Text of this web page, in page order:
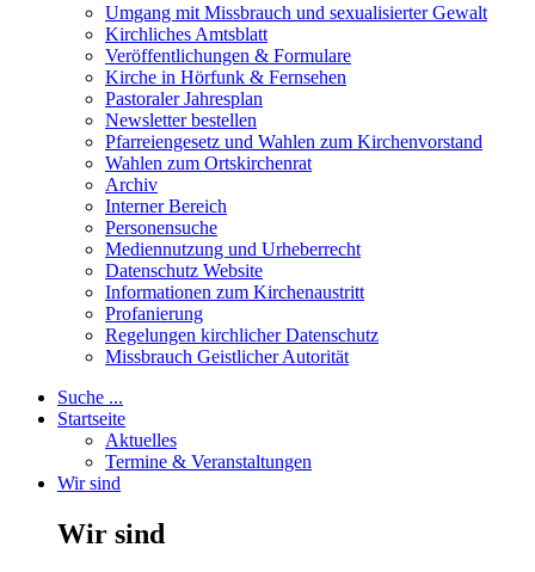
Umgang mit Missbrauch und sexualisierter Gewalt
Kirchliches Amtsblatt
Veröffentlichungen & Formulare
Kirche in Hörfunk & Fernsehen
Pastoraler Jahresplan
Newsletter bestellen
Pfarreiengesetz und Wahlen zum Kirchenvorstand
Wahlen zum Ortskirchenrat
Archiv
Interner Bereich
Personensuche
Mediennutzung und Urheberrecht
Datenschutz Website
Informationen zum Kirchenaustritt
Profanierung
Regelungen kirchlicher Datenschutz
Missbrauch Geistlicher Autorität
Suche ...
Startseite
Aktuelles
Termine & Veranstaltungen
Wir sind
Wir sind